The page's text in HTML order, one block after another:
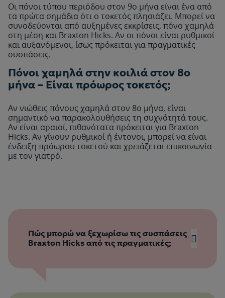
Οι πόνοι τύπου περιόδου στον 9ο μήνα είναι ένα από
τα πρώτα σημάδια ότι ο τοκετός πλησιάζει. Μπορεί να
συνοδεύονται από αυξημένες εκκρίσεις, πόνο χαμηλά
στη μέση και Braxton Hicks. Αν οι πόνοι είναι ρυθμικοί
και αυξανόμενοι, ίσως πρόκειται για πραγματικές
συσπάσεις.
Πόνοι χαμηλά στην κοιλιά στον 8ο
μήνα – Είναι πρόωρος τοκετός;
Αν νιώθεις πόνους χαμηλά στον 8ο μήνα, είναι
σημαντικό να παρακολουθήσεις τη συχνότητά τους.
Αν είναι αραιοί, πιθανότατα πρόκειται για Braxton
Hicks. Αν γίνουν ρυθμικοί ή έντονοι, μπορεί να είναι
ένδειξη πρόωρου τοκετού και χρειάζεται επικοινωνία
με τον γιατρό.
Πώς μπορώ να ξεχωρίσω τις συσπάσεις
Braxton Hicks από τις πραγματικές;